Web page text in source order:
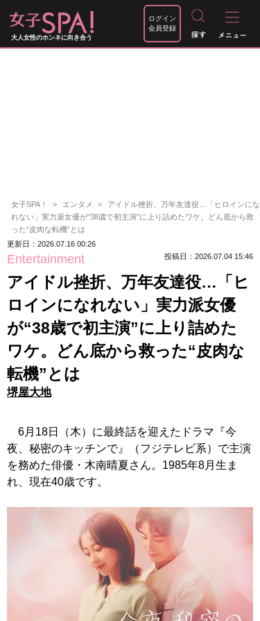
大人女性のホンネに向き合う
ログイン
会員登録
女子SPA！ エンタメ
アイドル挫折、万年友達役…「ヒロインにな
れない」実力派女優が“38歳で初主演”に上り詰めたワケ。どん底から救
った“皮肉な転機”とは
更新日：2026.07.16 00:26
Entertainment 投稿日：2026.07.04 15:46
アイドル挫折、万年友達役…「ヒ
ロインになれない」実力派女優
が“38歳で初主演”に上り詰めた
ワケ。どん底から救った“皮肉な
転機”とは
堺屋大地
6月18日（木）に最終話を迎えたドラマ『今
夜、秘密のキッチンで』（フジテレビ系）で主演
を務めた俳優・木南晴夏さん。1985年8月生ま
れ、現在40歳です。